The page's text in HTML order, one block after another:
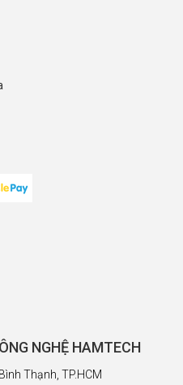
NGHỆ HAMTECH
Thạnh, TP.HCM